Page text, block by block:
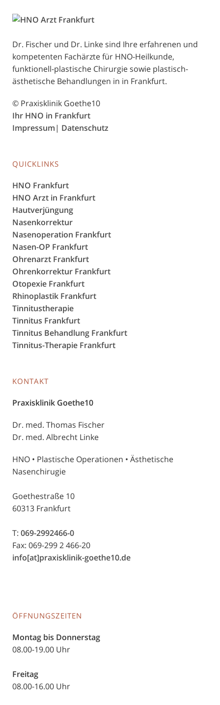
Dr. Fischer und Dr. Linke sind Ihre erfahrenen und
kom­pe­ten­ten Fachärzte für HNO-Heilkunde,
funktionell-plastische Chirurgie sowie plastisch-
ästhetische Behandlungen in in Frankfurt.
© Praxisklinik Goethe10
Ihr HNO in Frankfurt
Impressum| Datenschutz
QUICKLINKS
HNO Frankfurt
HNO Arzt in Frankfurt
Hautverjüngung
Nasenkorrektur
Nasenoperation Frankfurt
Nasen-OP Frankfurt
Ohrenarzt Frankfurt
Ohrenkorrektur Frankfurt
Otopexie Frankfurt
Rhinoplastik Frankfurt
Tinnitustherapie
Tinnitus Frankfurt
Tinnitus Behandlung Frankfurt
Tinnitus-Therapie Frankfurt
KONTAKT
Praxisklinik Goethe10
Dr. med. Thomas Fischer
Dr. med. Albrecht Linke
HNO • Plastische Operationen • Ästhetische
Nasenchirugie
Goethestraße 10
60313 Frankfurt
T: 069-2992466-0
Fax: 069-299 2 466-20
info[at]praxisklinik-goethe10.de
ÖFFNUNGSZEITEN
Montag bis Donnerstag
08.00-19.00 Uhr
Freitag
08.00-16.00 Uhr